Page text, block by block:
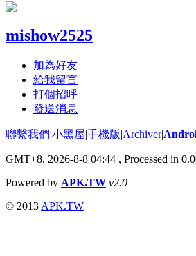
mishow2525
加為好友
給我留言
打個招呼
發送消息
聯繫我們|小黑屋|手機版|Archiver|
GMT+8, 2026-8-8 04:44 , Processed in
Powered by APK.TW v2.0
© 2013 APK.TW